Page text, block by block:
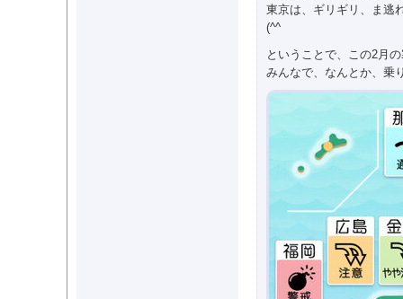
東京は、ギリギリ、ま逃
(^^ゞ
ということで、この2月
みんなで、なんとか、乗